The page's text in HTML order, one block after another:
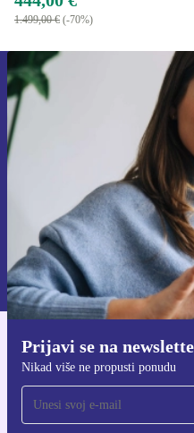
1.499,00 € (-70%)
Prijavi se na
Nikad više ne propusti ponudu
Prijavi se
Nikad više ne
Informacije o korištenju osobnih
Pravilima privatnosti.
Preuzmi
Za iOS i